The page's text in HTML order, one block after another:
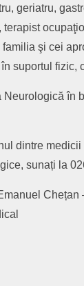
geriatru,
şi cei
suportul fizic,
în
dintre
sunați la